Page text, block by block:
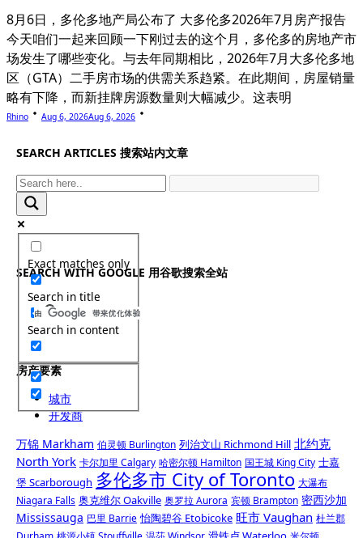
8月6日，多伦多地产局公布了 大多伦多2026年7月房产报告
今天咱们一起来回顾一下刚过去的这个月，多伦多的房地产市
场发生了哪些变化。与去年同期相比，2026年7月大多伦多地
区（GTA）二手房市场的供需关系趋紧。在此期间，房屋销量
略有下降，而新挂牌房源数量则大幅减少。这表明
Rhino Aug 6, 2026Aug 6, 2026
SEARCH ARTICLES 搜索站内文章
Exact matches only
Search in title
Search in content
SEARCH WITH GOOGLE 用谷歌搜索全站
房产要素
城市
开发商
万锦 Markham 伯灵顿 Burlington 列治文山 Richmond Hill 北约克
North York 卡尔加里 Calgary 哈密尔顿 Hamilton 国王城 King City 士嘉
堡 Scarborough 多伦多市 City of Toronto 大瀑布
Niagara Falls 奥克维尔 Oakville 奥罗拉 Aurora 宾顿 Brampton 密西沙加
Mississauga 巴里 Barrie 怡陶碧谷 Etobicoke 旺市 Vaughan 杜兰郡